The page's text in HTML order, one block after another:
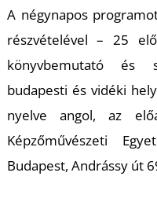
A négynapos
részvételével – 25
könyvbemutató és
budapesti és vidéki
nyelve angol, az
Képzőművészeti
Budapest, Andrássy út